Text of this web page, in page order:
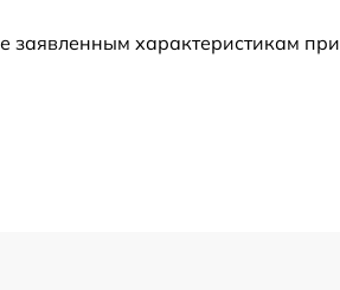
заявленным характеристикам при